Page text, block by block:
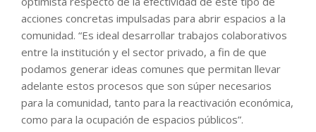
acciones concretas impulsadas para abrir espacios a la
comunidad. “Es ideal desarrollar trabajos colaborativos
entre la institución y el sector privado, a fin de que
podamos generar ideas comunes que permitan llevar
adelante estos procesos que son súper necesarios
para la comunidad, tanto para la reactivación económica,
como para la ocupación de espacios públicos”.